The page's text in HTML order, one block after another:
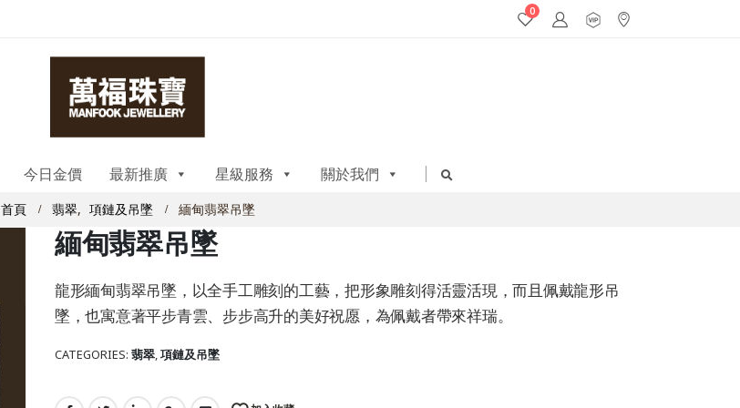
0
今日金價 最新推廣 星級服務 關於我們
首頁 翡翠, 項鏈及吊墜 緬甸翡翠吊墜
緬甸翡翠吊墜
龍形緬甸翡翠吊墜，以全手工雕刻的工藝，把形象雕刻得活靈活現，而且佩戴龍形吊
墜，也寓意著平步青雲、步步高升的美好祝愿，為佩戴者帶來祥瑞。
CATEGORIES: 翡翠,項鏈及吊墜